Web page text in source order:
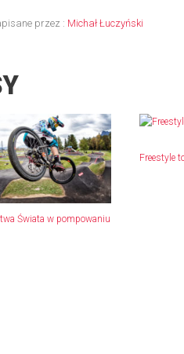
przez : Michał Łuczyński
Świata w pompowaniu
Freestyle